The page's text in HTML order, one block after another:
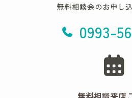
無料相談会のお申し
0993-